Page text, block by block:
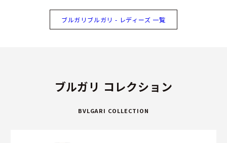
ブルガリブルガリ - レディーズ 一覧
ブルガリ コレクション
BVLGARI COLLECTION